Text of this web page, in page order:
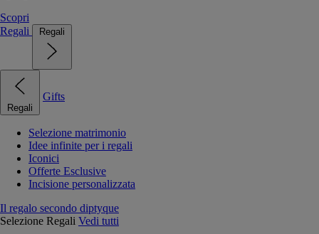
Scopri
Regali
Regali
Regali
Gifts
Selezione matrimonio
Idee infinite per i regali
Iconici
Offerte Esclusive
Incisione personalizzata
Il regalo secondo diptyque
Selezione Regali Vedi tutti